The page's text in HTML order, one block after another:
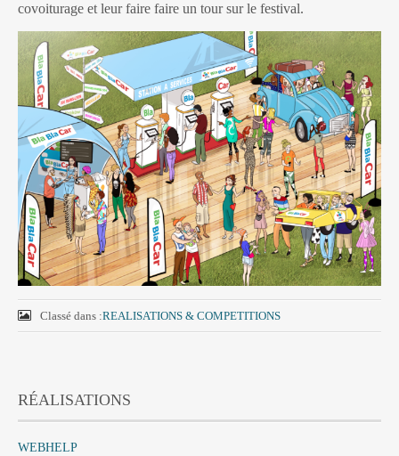
covoiturage et leur faire faire un tour sur le festival.
Classé dans :REALISATIONS & COMPETITIONS
RÉALISATIONS
WEBHELP